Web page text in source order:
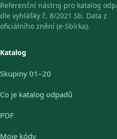
Referenční nástroj pro katalog
dle vyhlášky č. 8/2021 Sb. Data z
oficiálního znění (e-Sbírka).
Katalog
Skupiny 01–20
Co je katalog odpadů
PDF
Moje kódy